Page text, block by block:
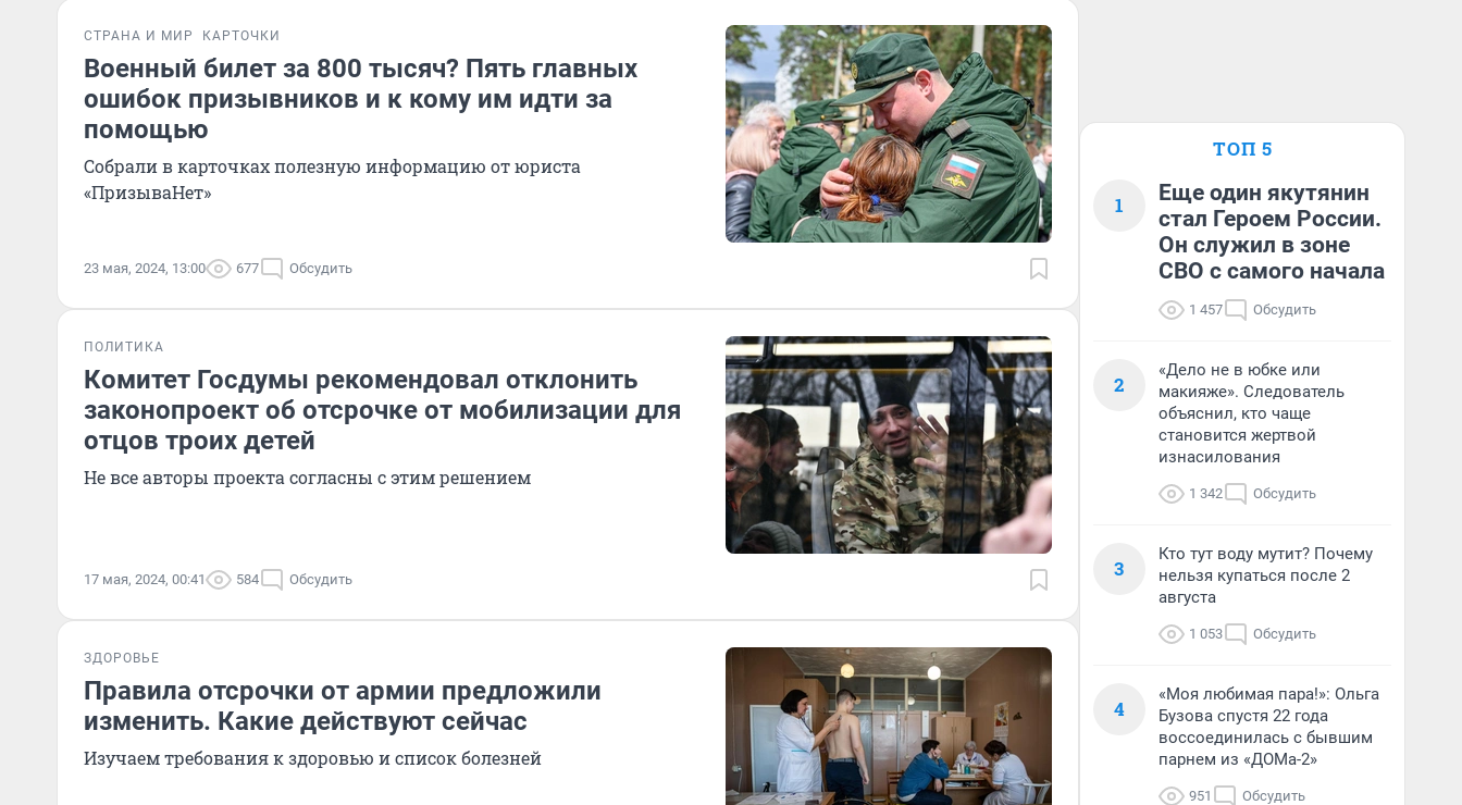
СТРАНА И МИР КАРТОЧКИ
Военный билет за 800 тысяч? Пять главных
ошибок призывников и к кому им идти за
помощью
Собрали в карточках полезную информацию от юриста
«ПризываНет»
23 мая, 2024, 13:00 677 Обсудить
ПОЛИТИКА
Комитет Госдумы рекомендовал отклонить
законопроект об отсрочке от мобилизации для
отцов троих детей
Не все авторы проекта согласны с этим решением
17 мая, 2024, 00:41 584 Обсудить
ЗДОРОВЬЕ
Правила отсрочки от армии предложили
изменить. Какие действуют сейчас
Изучаем требования к здоровью и список болезней
ТОП 5
1
Еще один якутянин
стал Героем России.
Он служил в зоне
СВО с самого начала
1 457 Обсудить
2
«Дело не в юбке или
макияже». Следователь
объяснил, кто чаще
становится жертвой
изнасилования
1 342 Обсудить
3
Кто тут воду мутит? Почему
нельзя купаться после 2
августа
1 053 Обсудить
4
«Моя любимая пара!»: Ольга
Бузова спустя 22 года
воссоединилась с бывшим
парнем из «ДОМа-2»
951 Обсудить